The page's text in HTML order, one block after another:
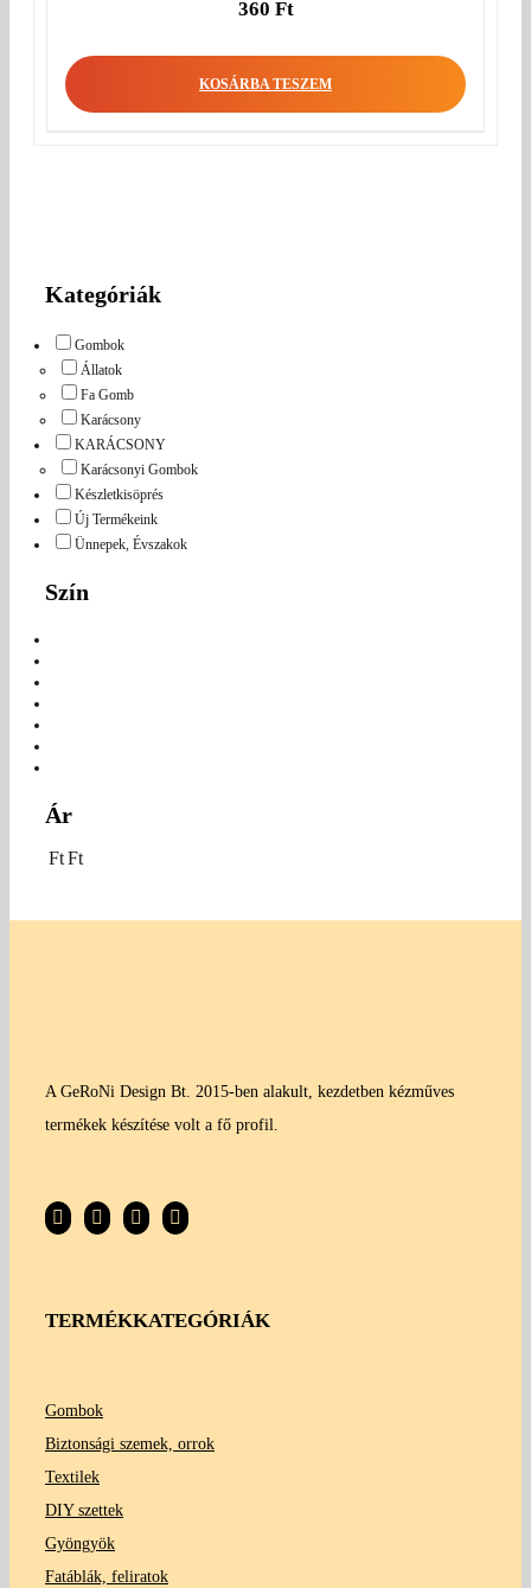
360 Ft
KOSÁRBA TESZEM
Kategóriák
Gombok
Állatok
Fa Gomb
Karácsony
KARÁCSONY
Karácsonyi Gombok
Készletkisöprés
Új Termékeink
Ünnepek, Évszakok
Szín
Ár
FtFt
A GeRoNi Design Bt. 2015-ben alakult, kezdetben kézműves
termékek készítése volt a fő profil.
TERMÉKKATEGÓRIÁK
Gombok
Biztonsági szemek, orrok
Textilek
DIY szettek
Gyöngyök
Fatáblák, feliratok